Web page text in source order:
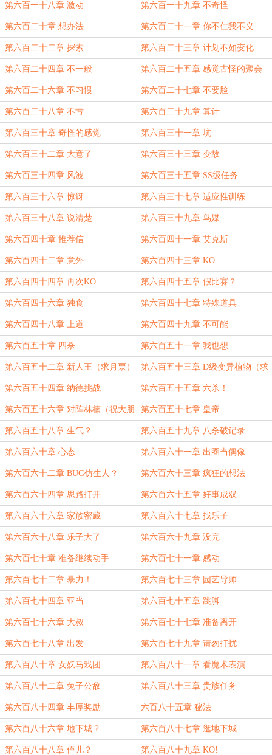
第六百一十八章 激动 第六百一十九章 不奇怪
第六百二十章 想办法 第六百二十一章 你不仁我不义
第六百二十二章 探索 第六百二十三章 计划不如变化
第六百二十四章 不一般 第六百二十五章 感觉古怪的聚会
第六百二十六章 不习惯 第六百二十七章 不要脸
第六百二十八章 不亏 第六百二十九章 算计
第六百三十章 奇怪的感觉 第六百三十一章 坑
第六百三十二章 大意了 第六百三十三章 变故
第六百三十四章 风波 第六百三十五章 SS级任务
第六百三十六章 惊讶 第六百三十七章 适应性训练
第六百三十八章 说清楚 第六百三十九章 鸟媒
第六百四十章 推荐信 第六百四十一章 艾克斯
第六百四十二章 意外 第六百四十三章 KO
第六百四十四章 再次KO 第六百四十五章 假比赛？
第六百四十六章 独食 第六百四十七章 特殊道具
第六百四十八章 上道 第六百四十九章 不可能
第六百五十章 四杀 第六百五十一章 我也想
第六百五十二章 新人王（求月票） 第六百五十三章 D级变异植物（求
月票）
第六百五十四章 纳德挑战 第六百五十五章 六杀！
第六百五十六章 对阵林楠（祝大朋
友，小朋友节日快乐）
第六百五十七章 皇帝
第六百五十八章 生气？ 第六百五十九章 八杀破记录
第六百六十章 心态 第六百六十一章 出圈当偶像
第六百六十二章 BUG仿生人？ 第六百六十三章 疯狂的想法
第六百六十四章 思路打开 第六百六十五章 好事成双
第六百六十六章 家族密藏 第六百六十七章 找乐子
第六百六十八章 乐子大了 第六百六十九章 没完
第六百七十章 准备继续动手 第六百七十一章 感动
第六百七十二章 暴力！ 第六百七十三章 园艺导师
第六百七十四章 亚当 第六百七十五章 跳脚
第六百七十六章 大叔 第六百七十七章 准备离开
第六百七十八章 出发 第六百七十九章 请勿打扰
第六百八十章 女妖马戏团 第六百八十一章 看魔术表演
第六百八十二章 兔子公敌 第六百八十三章 贵族任务
第六百八十四章 丰厚奖励 六百八十五章 秘法
第六百八十六章 地下城？ 第六百八十七章 逛地下城
第六百八十八章 侄儿？ 第六百八十九章 KO!